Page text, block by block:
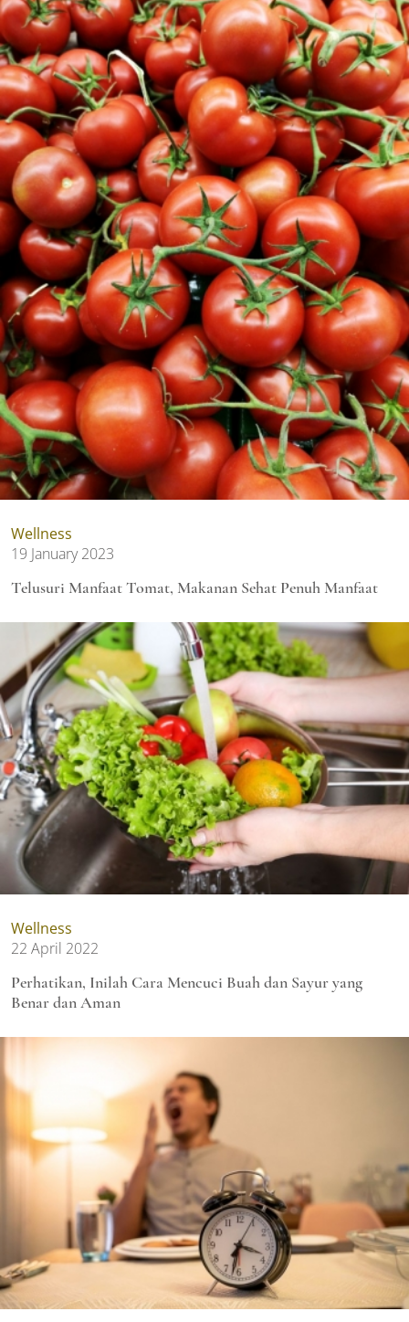
Wellness
19 January 2023
Telusuri Manfaat Tomat, Makanan Sehat Penuh Manfaat
Wellness
22 April 2022
Perhatikan, Inilah Cara Mencuci Buah dan Sayur yang
Benar dan Aman